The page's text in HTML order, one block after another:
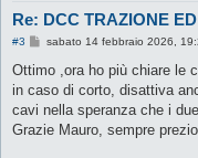
Re: DCC TRAZIONE
#3
M
s
a
g
i
sabato 14 febbraio 2026,
Ottimo ,ora ho più chiare le
in caso di corto, disattiva
cavi nella speranza che i
Grazie Mauro, sempre